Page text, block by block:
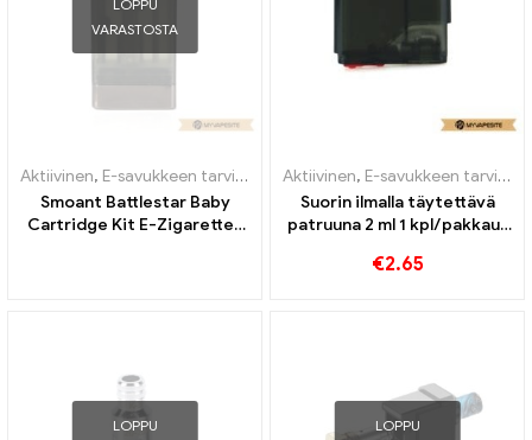
LOPPU
VARASTOSTA
Aktiivinen, E-savukkeen tarvikkeet ,Höyrystin
Smoant Battlestar Baby
Cartridge Kit E-Zigaretten
Aktiivinen, E-savukkeen tarvikkeet
Suorin ilmalla täytettävä
patruuna 2 ml 1 kpl/pakkaus
tukkumyynti丨Räätälöity
€2.65
LOPPU
LOPPU